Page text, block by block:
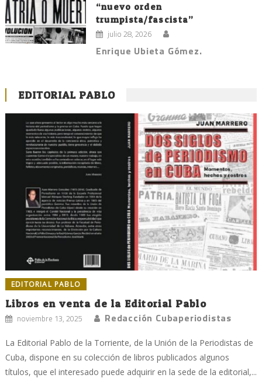
“nuevo orden
trumpista/fascista”
julio 28, 2026
Enrique Ubieta Gómez.
EDITORIAL PABLO
EDITORIAL PABLO
Libros en venta de la Editorial Pablo
noviembre 13, 2025 Redacción Cubaperiodistas
La Editorial Pablo de la Torriente, de la Unión de la Periodistas de
Cuba, dispone en su colección de libros publicados algunos
títulos, que el interesado puede adquirir en la sede de la editorial,...